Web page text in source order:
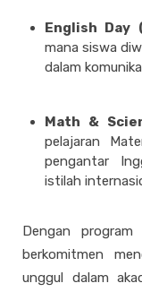
English Day
mana siswa
dalam
Math &
pelajaran
pengantar
istilah
Dengan program
berkomitmen
unggul dalam